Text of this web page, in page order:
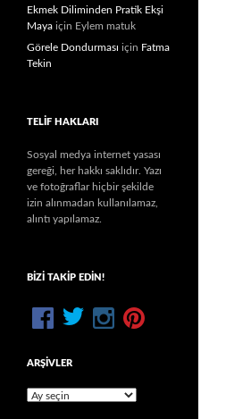
Ekmek Diliminden Pratik Ekşi
Maya için Eylem matuk
Görele Dondurması için Fatma
Tekin
TELIF HAKLARI
Sosyal medya internet yasası
gereği, her hakkı saklıdır. Yazı
ve fotoğraflar hiçbir şekilde
izin alınmadan kullanılamaz,
alıntı yapılamaz.
BIZI TAKIP EDIN!
ARŞIVLER
Arşivler